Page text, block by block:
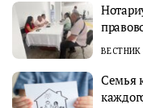
ВЕСТНИК
Семья